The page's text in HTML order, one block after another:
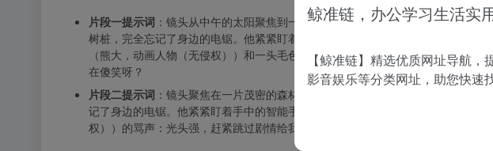
片段一提示词 ：镜头从中午的太阳聚焦到一片茂密的森林空地上，戴着橙黄色安
树桩，完全忘记了身边的电锯。他紧紧盯着手中的智能手机（横着拿在手里，玩游
（熊大，动画人物（无侵权））和一头毛色偏黄的熊（熊二，动画人物（无侵权
在傻笑呀？
片段二提示词 ：镜头聚焦在一片茂密的森林空地上，戴着橙黄色安全帽的伐木工
记了身边的电锯。他紧紧盯着手中的智能手机（横着拿在手里，玩游戏姿势），
权））的骂声：光头强，赶紧跳过剧情给我去砍树！
鲸准链，办公学习生活实
【鲸准链】精选优质网址导航，
影音娱乐等分类网址，助您快速